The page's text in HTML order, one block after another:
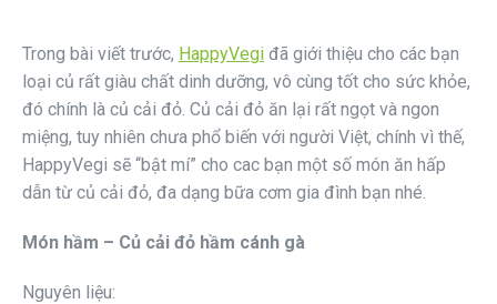
Trong bài viết trước, HappyVegi đã giới thiệu cho các bạn
loại củ rất giàu chất dinh dưỡng, vô cùng tốt cho sức khỏe,
đó chính là củ cải đỏ. Củ cải đỏ ăn lại rất ngọt và ngon
miệng, tuy nhiên chưa phổ biến với người Việt, chính vì thế,
HappyVegi sẽ “bật mí” cho cac bạn một số món ăn hấp
dẫn từ củ cải đỏ, đa dạng bữa cơm gia đình bạn nhé.
Món hầm – Củ cải đỏ hầm cánh gà
Nguyên liệu: